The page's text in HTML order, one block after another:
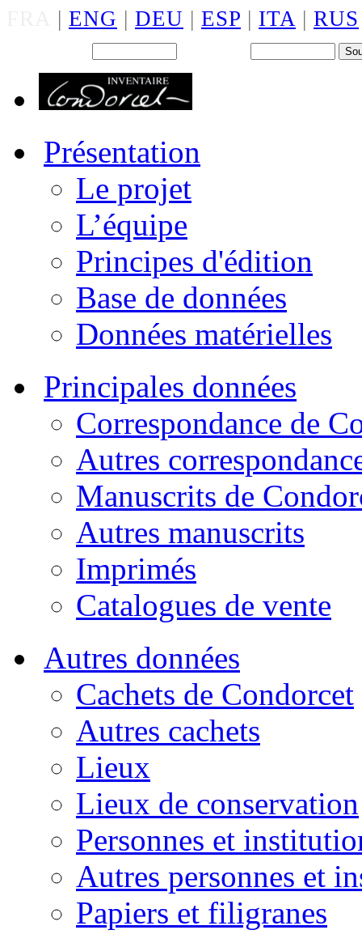
| ENG | DEU | ESP | ITA | RUS
Présentation
Le projet
L’équipe
Principes d'édition
Base de données
Données matérielles
Principales données
Correspondance de
Autres
Manuscrits de
Autres manuscrits
Imprimés
Catalogues de vente
Autres données
Cachets de Condorcet
Autres cachets
Lieux
Lieux de conservation
Personnes et
Autres personnes et
Papiers et filigranes